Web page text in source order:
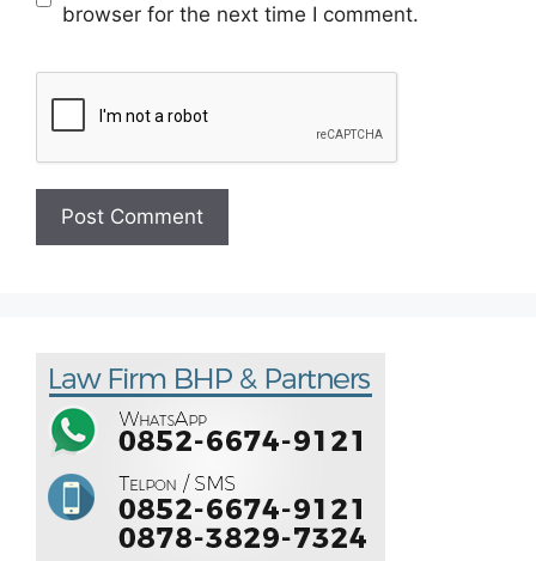
browser for the next time I comment.